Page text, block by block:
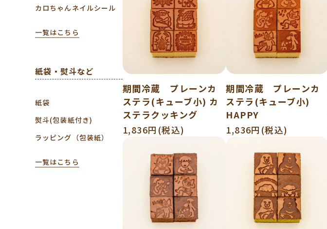
カロちゃんネイルシール
一覧はこちら
紙袋・熨斗など
紙袋
熨斗(包装紙付き)
ラッピング（包装紙）
一覧はこちら
期間冷蔵 プレーンカ
ステラ(キューブ小) カ
ステラクッキング
1,836円(税込)
期間冷蔵 プレーンカ
ステラ(キューブ小)
HAPPY
1,836円(税込)